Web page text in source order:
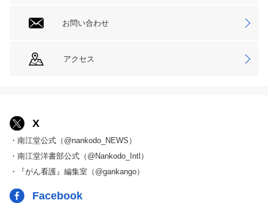
お問い合わせ
アクセス
X
・南江堂公式（@nankodo_NEWS）
・南江堂洋書部公式（@Nankodo_Intl）
・『がん看護』編集室（@gankango）
Facebook